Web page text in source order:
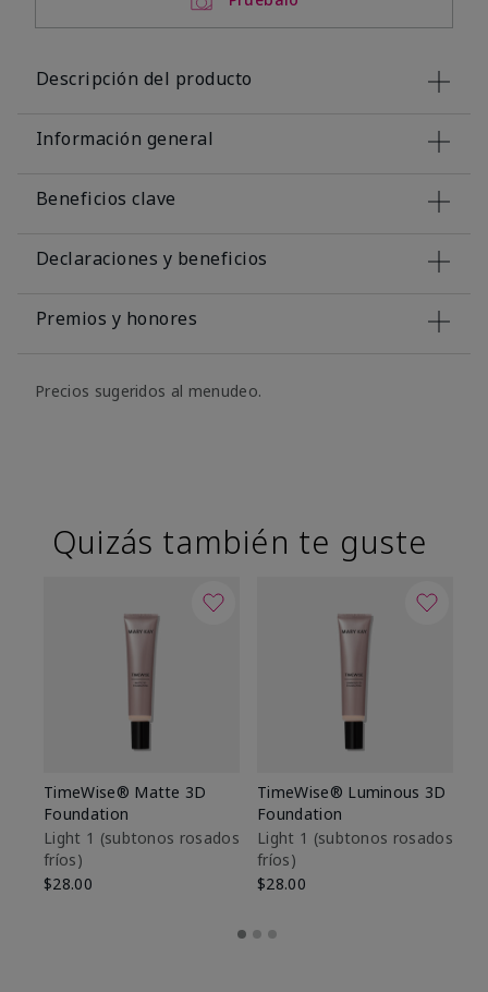
Descripción del producto
Información general
Beneficios clave
Declaraciones y beneficios
Premios y honores
Precios sugeridos al menudeo.
Quizás también te guste
TimeWise® Matte 3D
Foundation
Light 1​ (subtonos rosados
fríos)
$28.00
TimeWise® Luminous 3D
Foundation
Light 1​ (subtonos rosados
fríos)
$28.00